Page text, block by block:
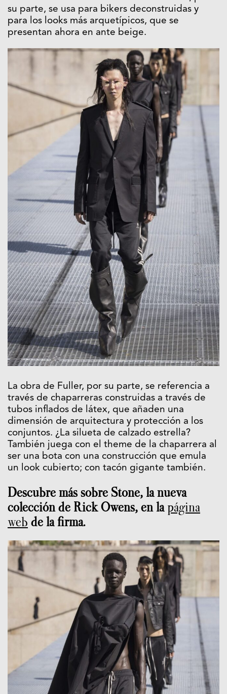
su parte, se usa para bikers deconstruidas y
para los looks más arquetípicos, que se
presentan ahora en ante beige.
La obra de Fuller, por su parte, se referencia a
través de chaparreras construidas a través de
tubos inflados de látex, que añaden una
dimensión de arquitectura y protección a los
conjuntos. ¿La silueta de calzado estrella?
También juega con el theme de la chaparrera al
ser una bota con una construcción que emula
un look cubierto; con tacón gigante también.
Descubre más sobre Stone, la nueva
colección de Rick Owens, en lapágina
web de la firma.